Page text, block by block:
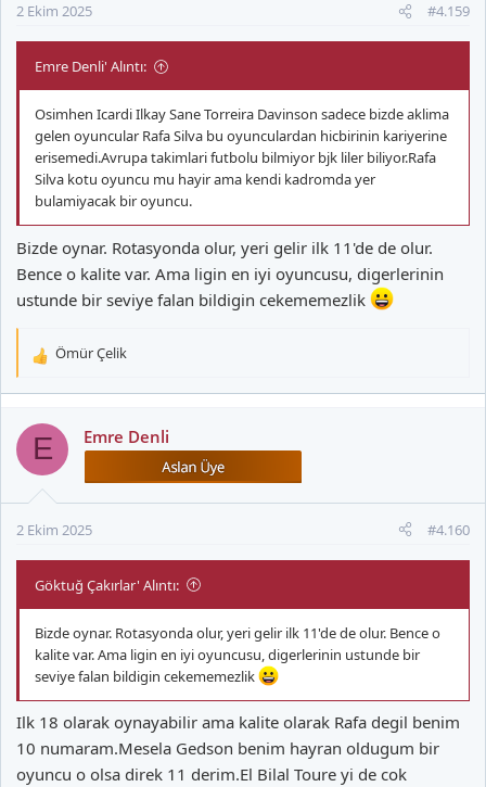
:
2 Ekim 2025 #4.159
Emre Denli' Alıntı:
Osimhen Icardi Ilkay Sane Torreira Davinson sadece bizde aklima
gelen oyuncular Rafa Silva bu oyunculardan hicbirinin kariyerine
erisemedi.Avrupa takimlari futbolu bilmiyor bjk liler biliyor.Rafa
Silva kotu oyuncu mu hayir ama kendi kadromda yer
bulamiyacak bir oyuncu.
Bizde oynar. Rotasyonda olur, yeri gelir ilk 11'de de olur.
Bence o kalite var. Ama ligin en iyi oyuncusu, digerlerinin
ustunde bir seviye falan bildigin cekememezlik
T
k
l
:
Ömür Çelik
E Emre Denli
2 Ekim 2025 #4.160
Göktuğ Çakırlar' Alıntı:
Bizde oynar. Rotasyonda olur, yeri gelir ilk 11'de de olur. Bence o
kalite var. Ama ligin en iyi oyuncusu, digerlerinin ustunde bir
seviye falan bildigin cekememezlik
Ilk 18 olarak oynayabilir ama kalite olarak Rafa degil benim
10 numaram.Mesela Gedson benim hayran oldugum bir
oyuncu o olsa direk 11 derim.El Bilal Toure yi de cok